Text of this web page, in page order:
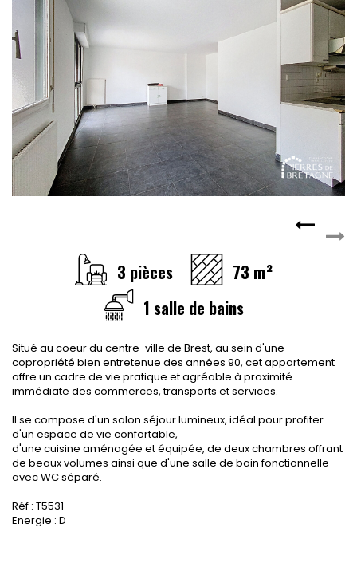
3 pièces
73 m²
1 salle de bains
Situé au coeur du centre-ville de Brest, au sein d'une
copropriété bien entretenue des années 90, cet appartement
offre un cadre de vie pratique et agréable à proximité
immédiate des commerces, transports et services.
Il se compose d'un salon séjour lumineux, idéal pour profiter
d'un espace de vie confortable,
d'une cuisine aménagée et équipée, de deux chambres offrant
de beaux volumes ainsi que d'une salle de bain fonctionnelle
avec WC séparé.
Réf : T5531
Energie : D